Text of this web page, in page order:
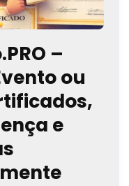
–
ou
e